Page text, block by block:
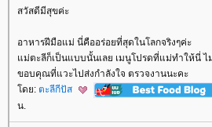
สวัสดีมีสุขค่ะ
อาหารฝีมือแม่ นี่คืออร่อยที่สุดในโลกจริงๆค่ะ
ม่ตะลีก็เป็นแบบนั้นเลย เมนูโปรดที่แม่ทำให้นี่ ไ
ขอบคุณที่แวะไปส่งกำลังใจ ตรวจงานนะคะ
ดย: ตะลีกีปัส
น.